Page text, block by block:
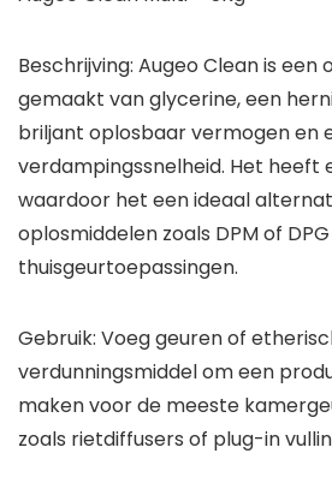
Beschrijving: Augeo Clean is een
gemaakt van glycerine, een
briljant oplosbaar vermogen en
verdampingssnelheid. Het heeft
waardoor het een ideaal
oplosmiddelen zoals DPM of
thuisgeurtoepassingen.
Gebruik: Voeg geuren of
verdunningsmiddel om een
maken voor de meeste
zoals rietdiffusers of plug-in